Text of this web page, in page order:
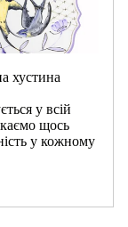
хустина
у всій
щось
у кожному